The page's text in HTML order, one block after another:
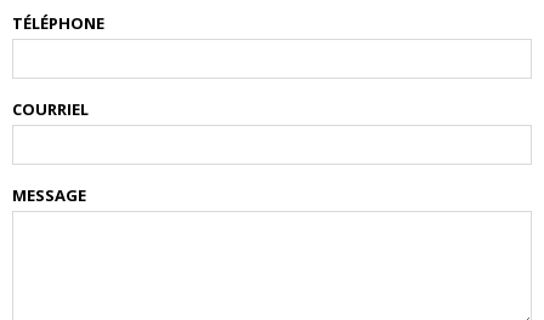
TÉLÉPHONE
COURRIEL
MESSAGE